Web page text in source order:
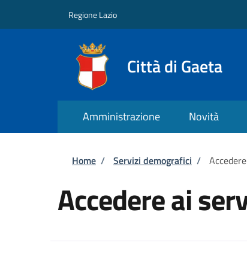
Regione Lazio
Città di Gaeta
Amministrazione Novità
Briciole di pane
Home / Servizi demografici /
Accedere ai